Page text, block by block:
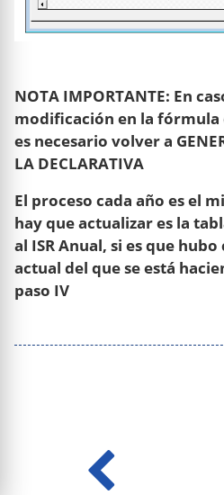
NOTA IMPORTANTE: En
modificación en la fórmula
es necesario volver a
LA DECLARATIVA
El proceso cada año es el
hay que actualizar es la
al ISR Anual, si es que
actual del que se está
paso IV